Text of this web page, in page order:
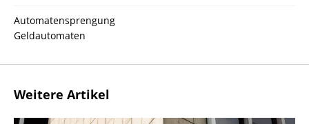
Automatensprengung
Geldautomaten
Weitere Artikel